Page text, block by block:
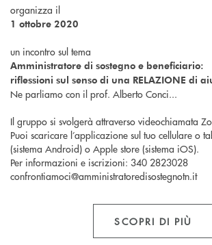
organizza il
1 ottobre 2020
un incontro sul tema
Amministratore di sostegno e beneficiario:
riflessioni sul senso di una RELAZIONE di
Ne parliamo con il prof. Alberto Conci...
Il gruppo si svolgerà attraverso videochiamata
Puoi scaricare l’applicazione sul tuo cellulare o
(sistema Android) o Apple store (sistema iOS).
Per informazioni e iscrizioni: 340 2823028
confrontiamoci@amministratoredisostegnotn.it
SCOPRI DI PIÙ